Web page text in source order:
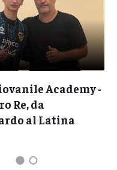
Academy -
Re, da
al Latina